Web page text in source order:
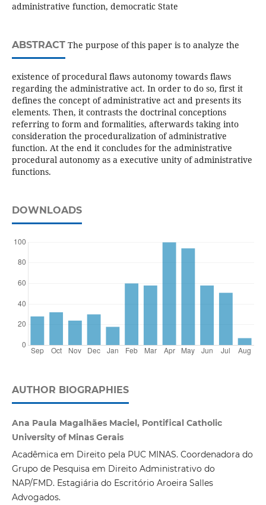
administrative function, democratic State
ABSTRACTThe purpose of this paper is to analyze the
existence of procedural flaws autonomy towards flaws
regarding the administrative act. In order to do so, first it
defines the concept of administrative act and presents its
elements. Then, it contrasts the doctrinal conceptions
referring to form and formalities, afterwards taking into
consideration the proceduralization of administrative
function. At the end it concludes for the administrative
procedural autonomy as a executive unity of administrative
functions.
DOWNLOADS
AUTHOR BIOGRAPHIES
Ana Paula Magalhães Maciel, Pontifical Catholic
University of Minas Gerais
Acadêmica em Direito pela PUC MINAS. Coordenadora do
Grupo de Pesquisa em Direito Administrativo do
NAP/FMD. Estagiária do Escritório Aroeira Salles
Advogados.